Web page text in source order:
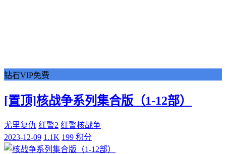
钻石VIP免费
[置顶]核战争系列集合版（1-12部）
尤里复仇 红警2 红警核战争
2023-12-09 1.1K 199 积分